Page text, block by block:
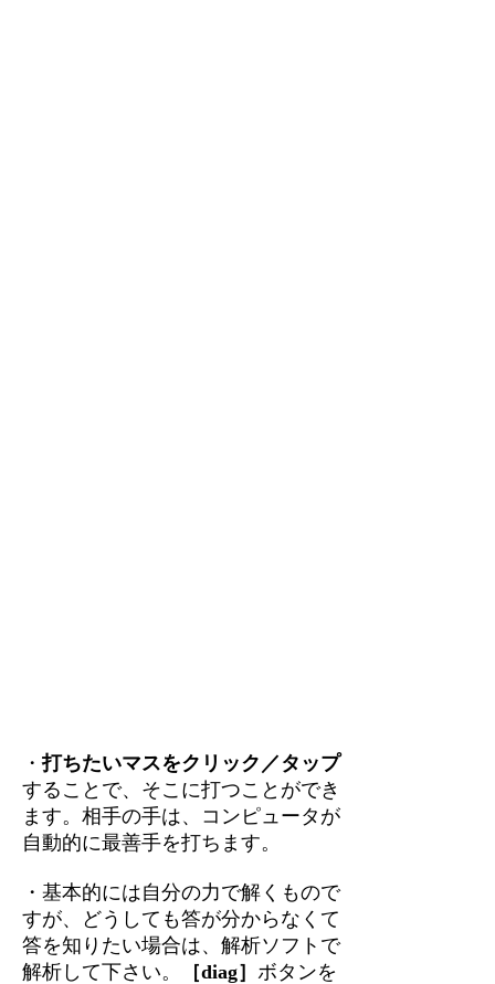
・打ちたいマスをクリック／タップ
することで、そこに打つことができ
ます。相手の手は、コンピュータが
自動的に最善手を打ちます。
・基本的には自分の力で解くもので
すが、どうしても答が分からなくて
答を知りたい場合は、解析ソフトで
解析して下さい。
［diag］ ボタンを